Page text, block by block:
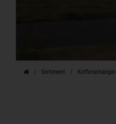
Sortiment Kofferanhänger